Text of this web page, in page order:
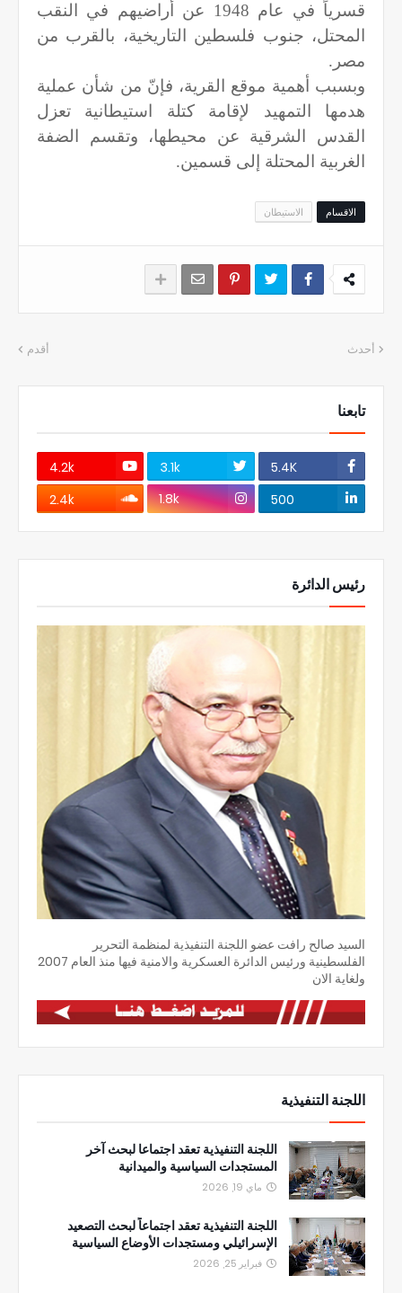
قسرياً في عام 1948 عن أراضيهم في النقب
المحتل، جنوب فلسطين التاريخية، بالقرب من
مصر.
وبسبب أهمية موقع القرية، فإنّ من شأن عملية
هدمها التمهيد لإقامة كتلة استيطانية تعزل
القدس الشرقية عن محيطها، وتقسم الضفة
الغربية المحتلة إلى قسمين.
الاقسام الاستيطان
أحدث أقدم
تابعنا
5.4K
3.1k
4.2k
500
1.8k
2.4k
رئيس الدائرة
السيد صالح رافت عضو اللجنة التنفيذية لمنظمة التحرير
الفلسطينية ورئيس الدائرة العسكرية والامنية فيها منذ العام 2007
ولغاية الان
اللجنة التنفيذية
اللجنة التنفيذية تعقد اجتماعا لبحث آخر
المستجدات السياسية والميدانية
ماي 19, 2026
اللجنة التنفيذية تعقد اجتماعاً لبحث التصعيد
الإسرائيلي ومستجدات الأوضاع السياسية
فبراير 25, 2026